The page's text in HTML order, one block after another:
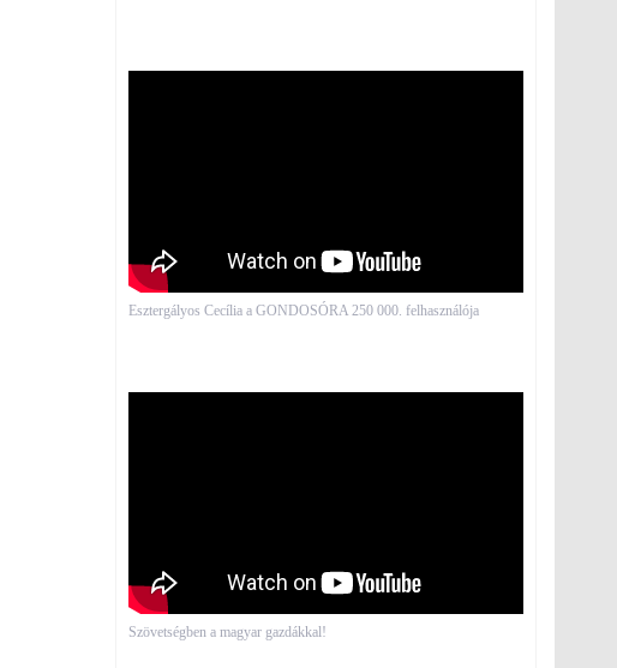
Esztergályos Cecília a GONDOSÓRA 250 000. felhasználója
Szövetségben a magyar gazdákkal!